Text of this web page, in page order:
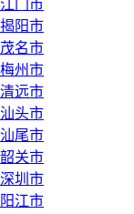
江门市
揭阳市
茂名市
梅州市
清远市
汕头市
汕尾市
韶关市
深圳市
阳江市